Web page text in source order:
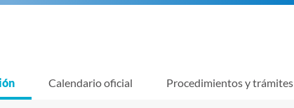
Calendario oficial Procedimientos y trámites